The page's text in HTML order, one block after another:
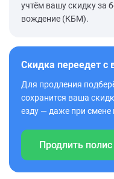
учтём вашу скидку за
вождение (КБМ).
Скидка переедет с
Для продления
сохранится ваша
езду — даже при смене
Продлить полис